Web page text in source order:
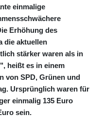
einmalige
Erhöhung des
die aktuellen
stärker waren als in
heißt es in einem
von SPD, Grünen und
Ursprünglich waren für
einmalig 135 Euro
sein.